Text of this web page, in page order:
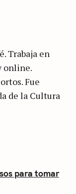
Trabaja en
online.
Fue
de la Cultura
para tomar